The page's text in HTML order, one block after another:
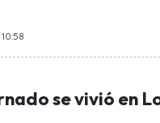
se vivió en